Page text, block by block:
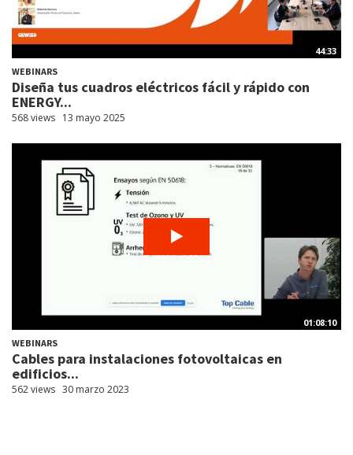
44:33
WEBINARS
Diseña tus cuadros eléctricos fácil y rápido con
ENERGY...
568 views 13 mayo 2025
01:08:10
WEBINARS
Cables para instalaciones fotovoltaicas en
edificios...
562 views 30 marzo 2023